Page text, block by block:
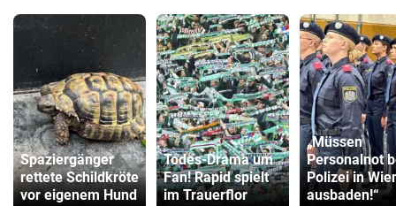
Spaziergänger
rettete Schildkröte
vor eigenem Hund
Todes-Drama um
Fan! Rapid spielt
im Trauerflor
„Müssen
Personalnot
Polizei in
ausbaden!“